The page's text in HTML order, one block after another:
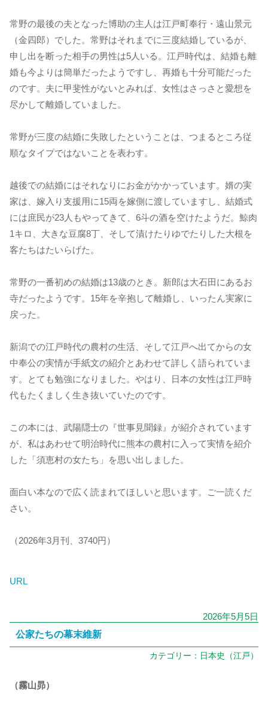
常野の最後の夫となった博助の主人は江戸町奉行・遠山景元
（金四郎）でした。常野はそれまでに三度結婚しているが、
申し出を断った相手の男性は5人いる。江戸時代は、結婚も離
婚も今よりは簡単だったようですし、再婚も十分可能だった
のです。夫に甲斐性がないとみれば、女性はさっさと愛想を
尽かして離婚していました。
常野が三度の結婚に失敗したということは、つまるところ従
順なタイプではないことを表わす。
越後での結婚にはそれなりにお金がかかっています。婿の実
家は、嫁入り支援用に15両を嫁側に渡していますし、結婚式
には庶民が23人もやってきて、6斗の酒を空けたようだ。鯨肉
1キロ、大きな豆腐8丁、そして漬けたりゆでたりした大根を
客たちはたいらげた。
常野の一番初めの結婚は13歳のとき。新郎は大石田にあるお
寺だったようです。15年を辛抱して離婚し、いったん実家に
戻った。
新潟での江戸時代の農村の生活、そして江戸へ出てからの女
中奉公の実情が手紙文の紹介とあわせて詳しく語られていま
す。とても勉強になりました。やはり、日本の女性は江戸時
代もたくましく生き抜いていたのです。
この本には、武陽隠士の『世事見聞録』が紹介されています
が、私はあわせて明治時代に熊本の農村に入って実情を紹介
した「須恵村の女たち」を思い出しました。
面白い本なので広く読まれてほしいと思います。ご一読くだ
さい。
（2026年3月刊、3740円）
URL
2026年5月5日
公家たちの幕末維新
カテゴリー： 日本史（江戸）
（霧山昴）